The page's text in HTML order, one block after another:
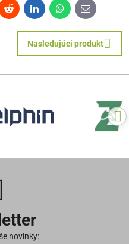
RedditLinkedInWhatsApp
E-
mail
Nasledujúci produkt
novinky: